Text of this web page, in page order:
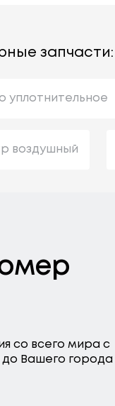
запчасти:
уплотнительное
воздушный
со всего мира с
Вашего города